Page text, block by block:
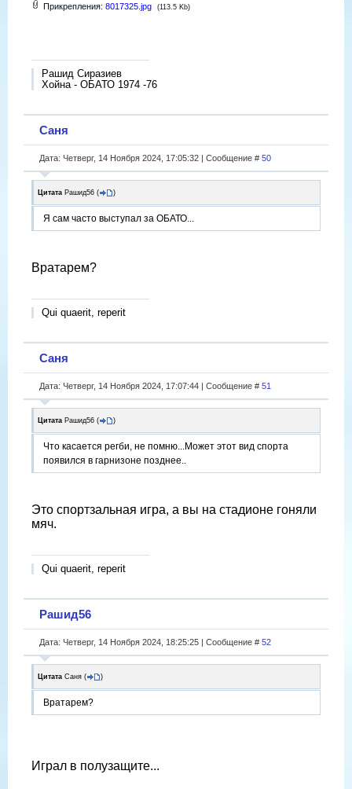
Прикрепления: 8017325.jpg (113.5 Kb)
Рашид Сиразиев
Хойна - ОБАТО 1974 -76
Саня
Дата: Четверг, 14 Ноября 2024, 17:05:32 | Сообщение # 50
Цитата Рашид56 ( )
Я сам часто выступал за ОБАТО...
Вратарем?
Qui quaerit, reperit
Саня
Дата: Четверг, 14 Ноября 2024, 17:07:44 | Сообщение # 51
Цитата Рашид56 ( )
Что касается регби, не помню...Может этот вид спорта
появился в гарнизоне позднее..
Это спортзальная игра, а вы на стадионе гоняли
мяч.
Qui quaerit, reperit
Рашид56
Дата: Четверг, 14 Ноября 2024, 18:25:25 | Сообщение # 52
Цитата Саня ( )
Вратарем?
Играл в полузащите...